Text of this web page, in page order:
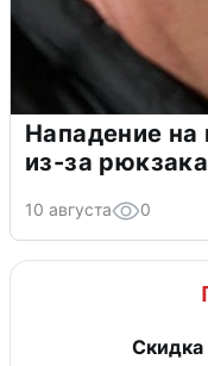
Нападение
из-за
10 августа 0
Скидка